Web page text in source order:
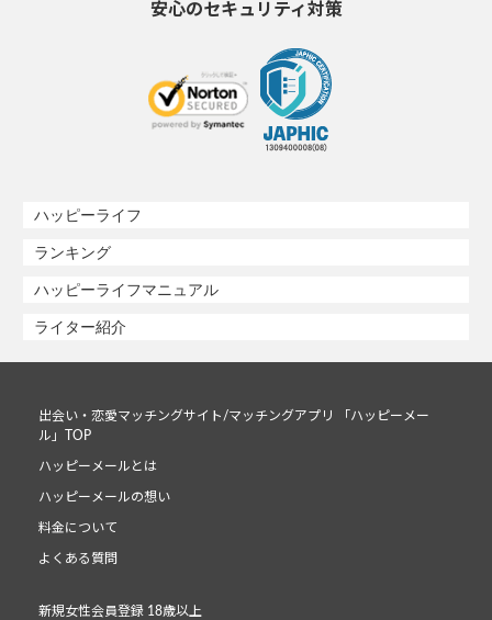
安心のセキュリティ対策
ハッピーライフ
ランキング
ハッピーライフマニュアル
ライター紹介
出会い・恋愛マッチングサイト/マッチングアプリ 「ハッピーメー
ル」TOP
ハッピーメールとは
ハッピーメールの想い
料金について
よくある質問
新規女性会員登録 18歳以上